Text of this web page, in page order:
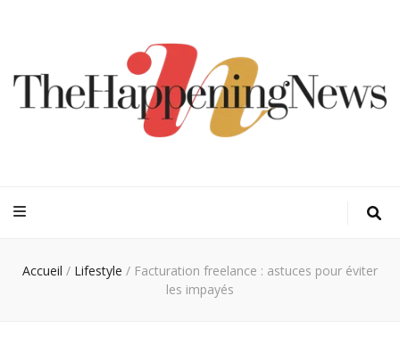
Accueil / Lifestyle / Facturation freelance : astuces pour éviter
les impayés